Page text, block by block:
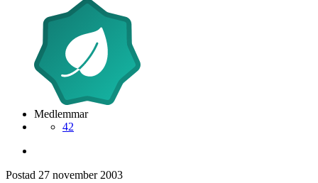
Medlemmar
42
Postad 27 november 2003